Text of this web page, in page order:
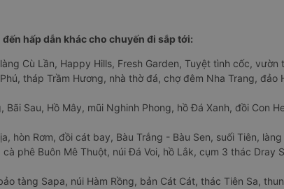
hấp dẫn khác cho chuyến đi sắp tới:
Cù Lần, Happy Hills, Fresh Garden, Tuyệt tình cốc,
tháp Trầm Hương, nhà thờ đá, chợ đêm Nha Trang,
Bãi Sau, Hồ Mây, mũi Nghinh Phong, hồ Đá Xanh, đồi Con
hòn Rơm, đồi cát bay, Bàu Trắng - Bàu Sen, suối Tiên,
cà phê Buôn Mê Thuột, núi Đá Voi, hồ Lắk, cụm 3 thác Dray
tàng Sapa, núi Hàm Rồng, bản Cát Cát, thác Tiên Sa,